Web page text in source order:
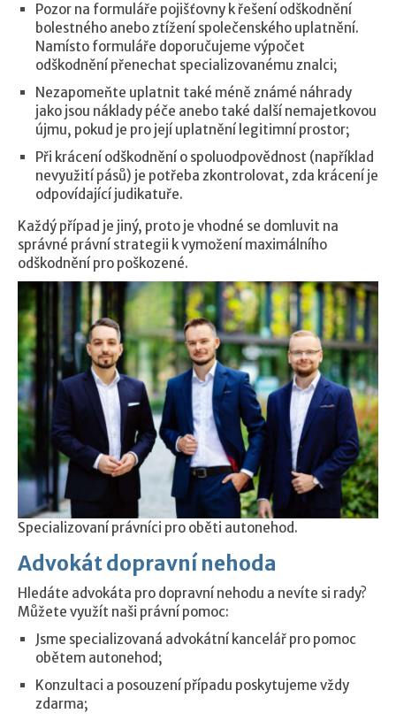
Pozor na formuláře pojišťovny k řešení odškodnění
bolestného anebo ztížení společenského uplatnění.
Namísto formuláře doporučujeme výpočet
odškodnění přenechat specializovanému znalci;
Nezapomeňte uplatnit také méně známé náhrady
jako jsou náklady péče anebo také další nemajetkovou
újmu, pokud je pro její uplatnění legitimní prostor;
Při krácení odškodnění o spoluodpovědnost (například
nevyužití pásů) je potřeba zkontrolovat, zda krácení je
odpovídající judikatuře.
Každý případ je jiný, proto je vhodné se domluvit na
správné právní strategii k vymožení maximálního
odškodnění pro poškozené.
Specializovaní právníci pro oběti autonehod.
Advokát dopravní nehoda
Hledáte advokáta pro dopravní nehodu a nevíte si rady?
Můžete využít naši právní pomoc:
Jsme specializovaná advokátní kancelář pro pomoc
obětem autonehod;
Konzultaci a posouzení případu poskytujeme vždy
zdarma;